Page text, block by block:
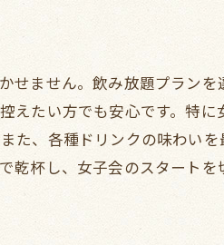
放題のポイント
せません。飲み放題プラン
えたい方でも安心です。特
た、各種ドリンクの味わい
杯し、女子会のスタートを